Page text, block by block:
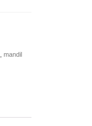
mandil